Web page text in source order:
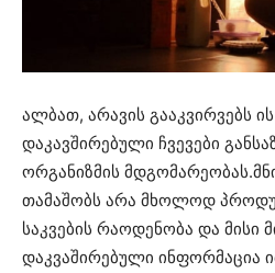
ალბათ, არავის გააკვირვებს
დაკავშირებული ჩვევები
ორგანიზმის
თამაშობს არა მხოლოდ
საკვების რაოდენობა და მისი
დაკვაშირებული ინფორმაცია